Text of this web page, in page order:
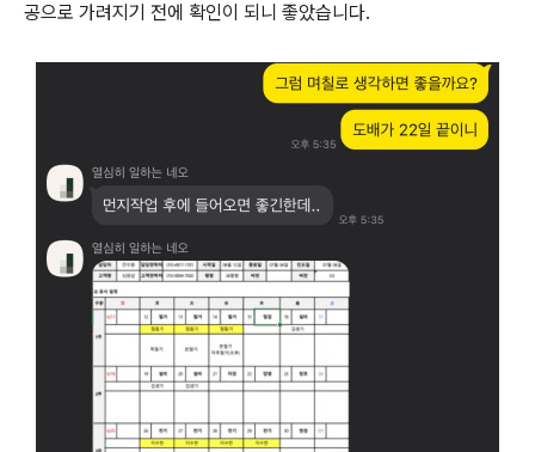
공으로 가려지기 전에 확인이 되니 좋았습니다.